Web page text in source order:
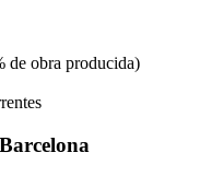
de obra producida)